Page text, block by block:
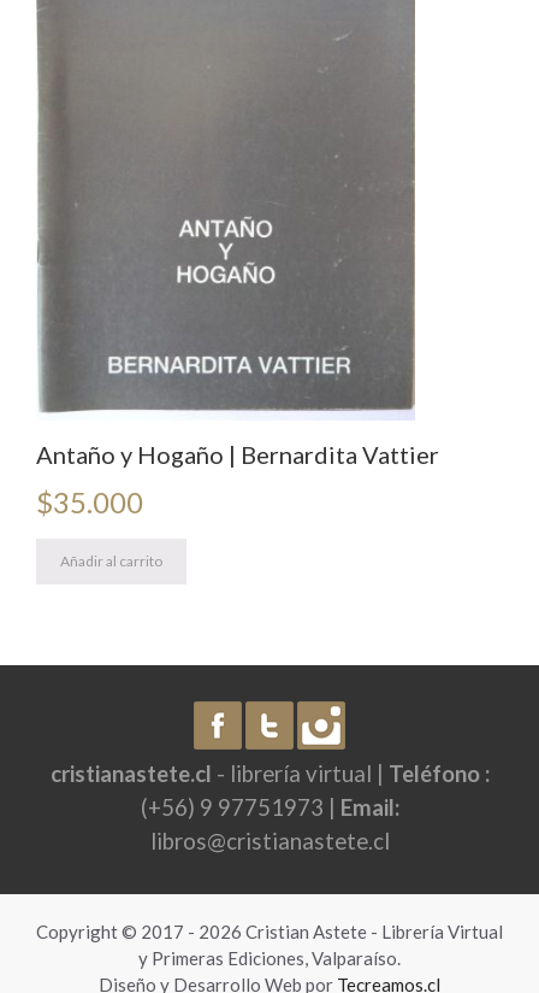
Antaño y Hogaño | Bernardita Vattier
$35.000
Añadir al carrito
cristianastete.cl - librería virtual | Teléfono :
(+56) 9 97751973 | Email:
libros@cristianastete.cl
Copyright © 2017 - 2026 Cristian Astete - Librería Virtual
y Primeras Ediciones, Valparaíso.
Diseño y Desarrollo Web por Tecreamos.cl